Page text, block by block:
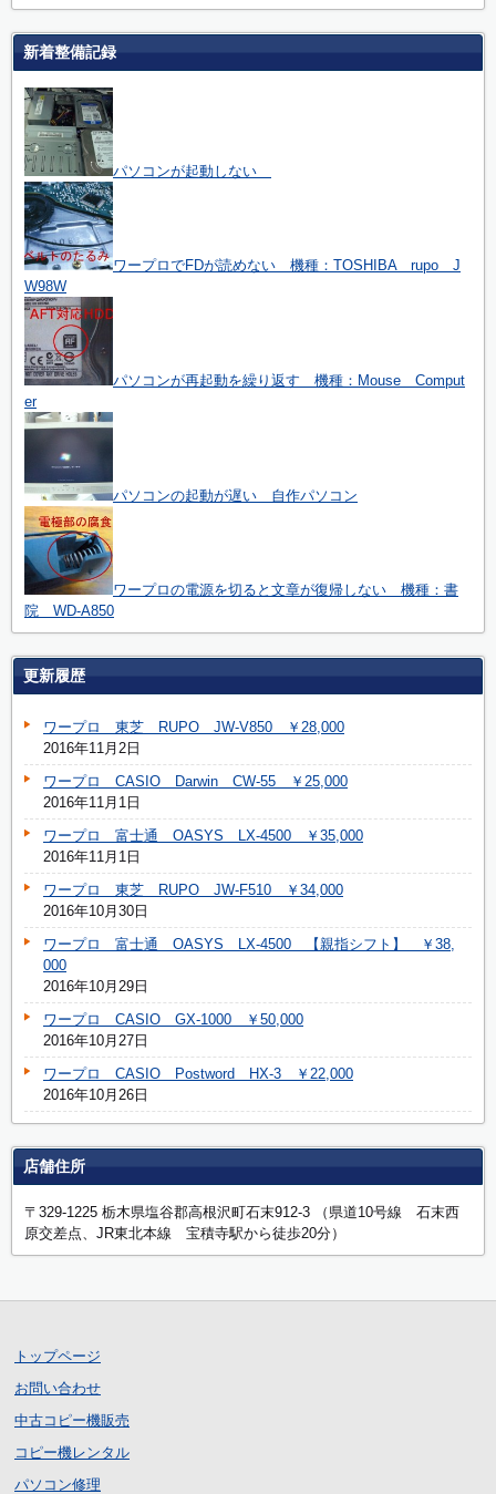
新着整備記録
パソコンが起動しない
ワープロでFDが読めない 機種：TOSHIBA rupo J
W98W
パソコンが再起動を繰り返す 機種：Mouse Comput
er
パソコンの起動が遅い 自作パソコン
ワープロの電源を切ると文章が復帰しない 機種：書
院 WD-A850
更新履歴
ワープロ 東芝 RUPO JW-V850 ￥28,000
2016年11月2日
ワープロ CASIO Darwin CW-55 ￥25,000
2016年11月1日
ワープロ 富士通 OASYS LX-4500 ￥35,000
2016年11月1日
ワープロ 東芝 RUPO JW-F510 ￥34,000
2016年10月30日
ワープロ 富士通 OASYS LX-4500 【親指シフト】 ￥38,
000
2016年10月29日
ワープロ CASIO GX-1000 ￥50,000
2016年10月27日
ワープロ CASIO Postword HX-3 ￥22,000
2016年10月26日
店舗住所
〒329-1225 栃木県塩谷郡高根沢町石末912-3 （県道10号線 石末西
原交差点、JR東北本線 宝積寺駅から徒歩20分）
トップページ
お問い合わせ
中古コピー機販売
コピー機レンタル
パソコン修理